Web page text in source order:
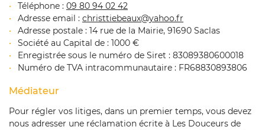
INSCRIPTION
Téléphone : 09 80 94 02 42
Adresse email :
Adresse postale : 14 rue de la Mairie, 91690 Saclas
Société au Capital de : 1000 €
Enregistrée sous le numéro de Siret : 83089380600018
Numéro de TVA intracommunautaire : FR68830893806
Médiateur
Pour régler vos litiges, dans un premier temps, vous devez
nous adresser une réclamation écrite à Les Douceurs de